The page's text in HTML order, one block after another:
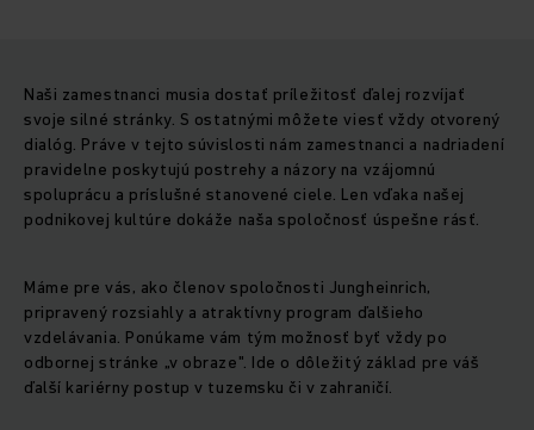
Naši zamestnanci musia dostať príležitosť ďalej rozvíjať
svoje silné stránky. S ostatnými môžete viesť vždy otvorený
dialóg. Práve v tejto súvislosti nám zamestnanci a nadriadení
pravidelne poskytujú postrehy a názory na vzájomnú
spoluprácu a príslušné stanovené ciele. Len vďaka našej
podnikovej kultúre dokáže naša spoločnosť úspešne rásť.
Máme pre vás, ako členov spoločnosti Jungheinrich,
pripravený rozsiahly a atraktívny program ďalšieho
vzdelávania. Ponúkame vám tým možnosť byť vždy po
odbornej stránke „v obraze". Ide o dôležitý základ pre váš
ďalší kariérny postup v tuzemsku či v zahraničí.